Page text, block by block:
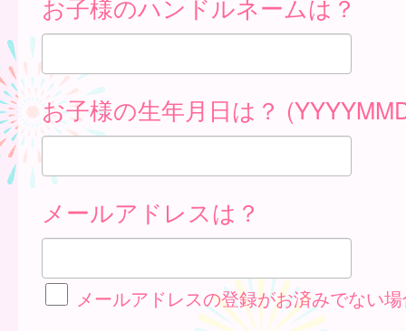
お子様のハンドルネームは？
お子様の生年月日は？
メールアドレスは？
メールアドレスの登録がお済みでない